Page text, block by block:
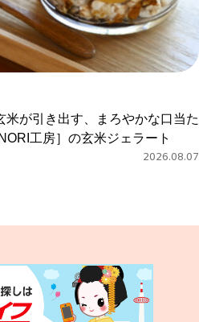
米が引き出す、まろやかな口当た
工房］の玄米ジェラート
2026.08.07